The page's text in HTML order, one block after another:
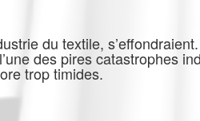
du textile,
des pires catastrophes
trop timides.